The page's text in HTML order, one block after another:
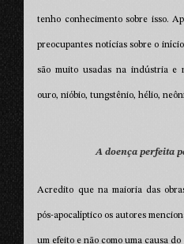
tenho conhecimento sobre isso.
preocupantes notícias sobre o
são muito usadas na indústria e
ouro, nióbio, tungstênio, hélio,
A doença perfeita
Acredito que na maioria das
pós-apocalíptico os autores
um efeito e não como uma causa